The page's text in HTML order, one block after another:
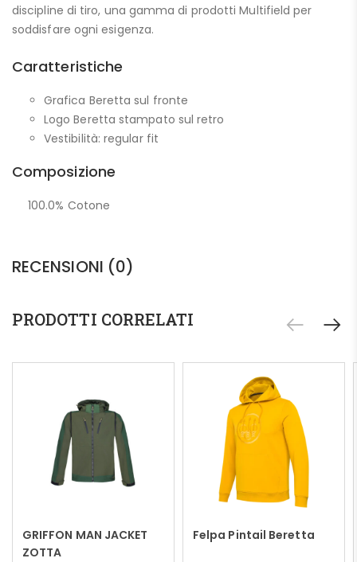
discipline di tiro, una gamma di prodotti Multifield per
soddisfare ogni esigenza.
Caratteristiche
Grafica Beretta sul fronte
Logo Beretta stampato sul retro
Vestibilità: regular fit
Composizione
100.0% Cotone
RECENSIONI (0)
PRODOTTI CORRELATI
Leggi tutto
GRIFFON MAN JACKET
ZOTTA
Leggi tutto
Felpa Pintail Beretta